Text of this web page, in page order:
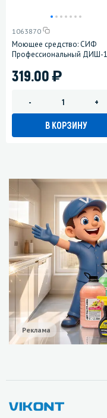
1063870
Моющее средство: СИФ
Профессиональный ДИШ-
319.00)
- +
В КОРЗИНУ
Реклама